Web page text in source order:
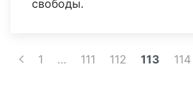
свободы.
1 … 111 112 113 114